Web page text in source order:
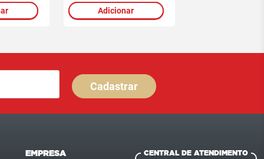
Adicionar
Cadastrar
EMPRESA CENTRAL DE ATENDIMENTO